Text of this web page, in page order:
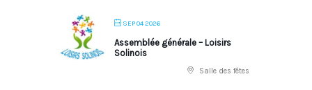
SEP 04 2026
Assemblée générale – Loisirs
Solinois
Salle des fêtes